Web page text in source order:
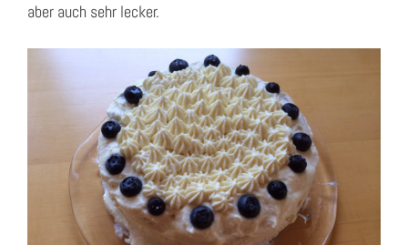
aber auch sehr lecker.